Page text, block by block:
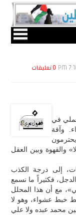
0 تعليقات
في
وآفة
والقهوة وبين العقل
إلى درجة الكذب
فكثيراً ما نسمع
مع أن هذا المحلل
خبط عشواء، وهو لا
محمد عبده ولا علي